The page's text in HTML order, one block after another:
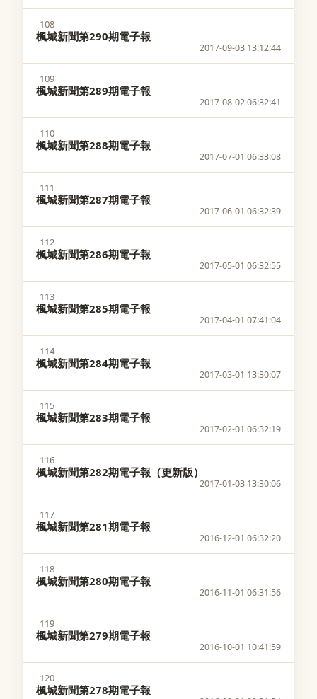
108
楓城新聞第290期電子報
2017-09-03 13:12:44
109
楓城新聞第289期電子報
2017-08-02 06:32:41
110
楓城新聞第288期電子報
2017-07-01 06:33:08
111
楓城新聞第287期電子報
2017-06-01 06:32:39
112
楓城新聞第286期電子報
2017-05-01 06:32:55
113
楓城新聞第285期電子報
2017-04-01 07:41:04
114
楓城新聞第284期電子報
2017-03-01 13:30:07
115
楓城新聞第283期電子報
2017-02-01 06:32:19
116
楓城新聞第282期電子報（更新版）
2017-01-03 13:30:06
117
楓城新聞第281期電子報
2016-12-01 06:32:20
118
楓城新聞第280期電子報
2016-11-01 06:31:56
119
楓城新聞第279期電子報
2016-10-01 10:41:59
120
楓城新聞第278期電子報